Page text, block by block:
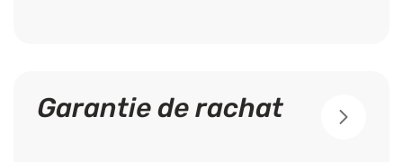
Garantie de rachat